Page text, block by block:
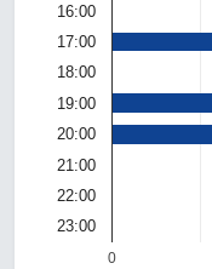
0
16:00
17:00
18:00
19:00
20:00
21:00
22:00
23:00